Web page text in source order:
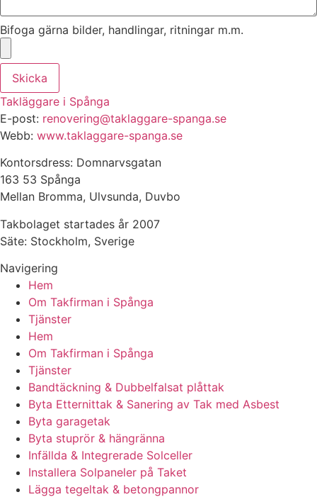
Bifoga gärna bilder, handlingar, ritningar m.m.
Skicka
Takläggare i Spånga
E-post: renovering@taklaggare-spanga.se
Webb: www.taklaggare-spanga.se
Kontorsdress: Domnarvsgatan
163 53 Spånga
Mellan Bromma, Ulvsunda, Duvbo
Takbolaget startades år 2007
Säte: Stockholm, Sverige
Navigering
Hem
Om Takfirman i Spånga
Tjänster
Hem
Om Takfirman i Spånga
Tjänster
Bandtäckning & Dubbelfalsat plåttak
Byta Etternittak & Sanering av Tak med Asbest
Byta garagetak
Byta stuprör & hängränna
Infällda & Integrerade Solceller
Installera Solpaneler på Taket
Lägga tegeltak & betongpannor